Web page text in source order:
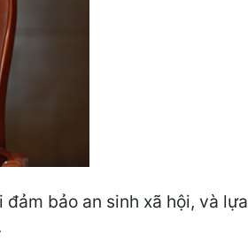
bảo an sinh xã hội, và lựa